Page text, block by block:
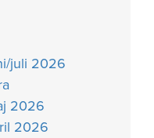
juli 2026
2026
2026